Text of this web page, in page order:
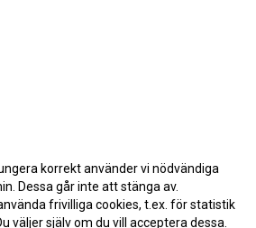
korrekt använder vi nödvändiga
Dessa går inte att stänga av.
frivilliga cookies, t.ex. för statistik
väljer själv om du vill acceptera dessa.